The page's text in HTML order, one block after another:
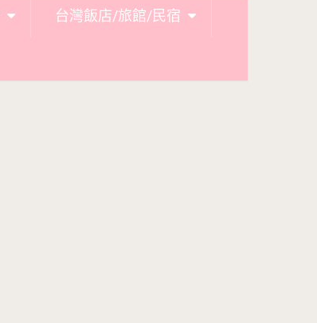
台灣飯店/旅館/民宿